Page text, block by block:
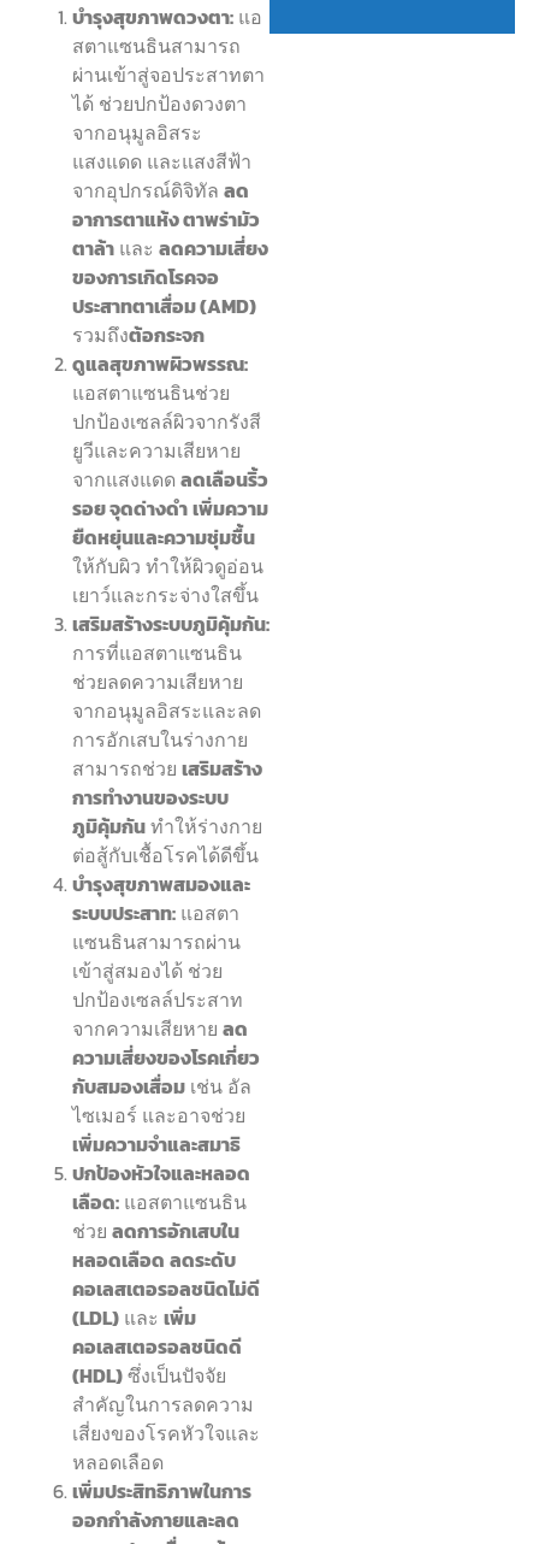
บำรุงสุขภาพดวงตา: แอ
สตาแซนธินสามารถ
ผ่านเข้าสู่จอประสาทตา
ได้ ช่วยปกป้องดวงตา
จากอนุมูลอิสระ
แสงแดด และแสงสีฟ้า
จากอุปกรณ์ดิจิทัล ลด
อาการตาแห้ง ตาพร่ามัว
ตาล้า และ ลดความเสี่ยง
ของการเกิดโรคจอ
ประสาทตาเสื่อม (AMD)
รวมถึงต้อกระจก
ดูแลสุขภาพผิวพรรณ:
แอสตาแซนธินช่วย
ปกป้องเซลล์ผิวจากรังสี
ยูวีและความเสียหาย
จากแสงแดด ลดเลือนริ้ว
รอย จุดด่างดำเพิ่มความ
ยืดหยุ่นและความชุ่มชื้น
ให้กับผิว ทำให้ผิวดูอ่อน
เยาว์และกระจ่างใสขึ้น
เสริมสร้างระบบภูมิคุ้มกัน:
การที่แอสตาแซนธิน
ช่วยลดความเสียหาย
จากอนุมูลอิสระและลด
การอักเสบในร่างกาย
สามารถช่วย เสริมสร้าง
การทำงานของระบบ
ภูมิคุ้มกันทำให้ร่างกาย
ต่อสู้กับเชื้อโรคได้ดีขึ้น
บำรุงสุขภาพสมองและ
ระบบประสาท: แอสตา
แซนธินสามารถผ่าน
เข้าสู่สมองได้ ช่วย
ปกป้องเซลล์ประสาท
จากความเสียหาย ลด
ความเสี่ยงของโรคเกี่ยว
กับสมองเสื่อม เช่น อัล
ไซเมอร์ และอาจช่วย
เพิ่มความจำและสมาธิ
ปกป้องหัวใจและหลอด
เลือด: แอสตาแซนธิน
ช่วย ลดการอักเสบใน
หลอดเลือด ลดระดับ
คอเลสเตอรอลชนิดไม่ดี
(LDL) และ เพิ่ม
คอเลสเตอรอลชนิดดี
(HDL)ซึ่งเป็นปัจจัย
สำคัญในการลดความ
เสี่ยงของโรคหัวใจและ
หลอดเลือด
เพิ่มประสิทธิภาพในการ
ออกกำลังกายและลด